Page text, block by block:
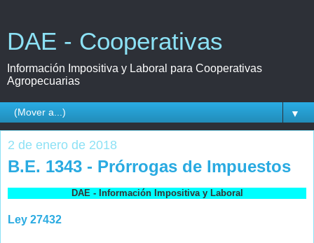
DAE - Cooperativas
Información Impositiva y Laboral para Cooperativas
Agropecuarias
▼
2 de enero de 2018
B.E. 1343 - Prórrogas de Impuestos
DAE - Información Impositiva y Laboral
Ley 27432